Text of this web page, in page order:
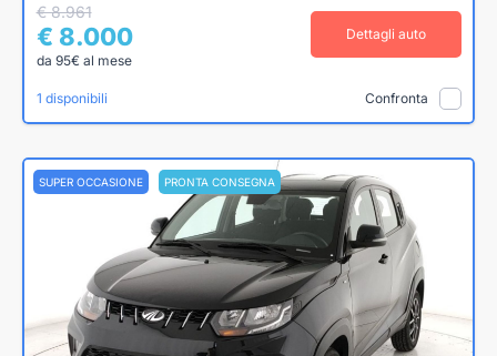
€ 8.961
€ 8.000
da 95€ al mese
Dettagli auto
1 disponibili Confronta
SUPER OCCASIONE PRONTA CONSEGNA